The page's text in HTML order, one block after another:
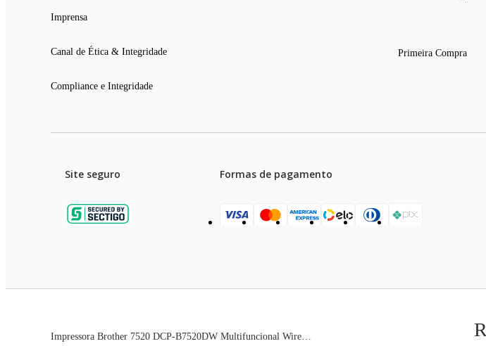
Imprensa
Canal de Ética & Integridade
Compliance e Integridade
Primeira Compra
Site seguro Formas de pagamento
Preços e condições de pagamento válidos exclusivamente para